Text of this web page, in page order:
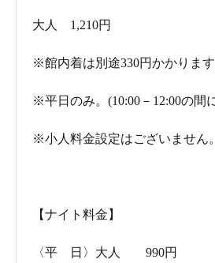
大人 1,210円
※館内着は別途330円かかります
※平日のみ。(10:00－12:00の間
※小人料金設定はございません。
【ナイト料金】
〈平 日〉大人 990円